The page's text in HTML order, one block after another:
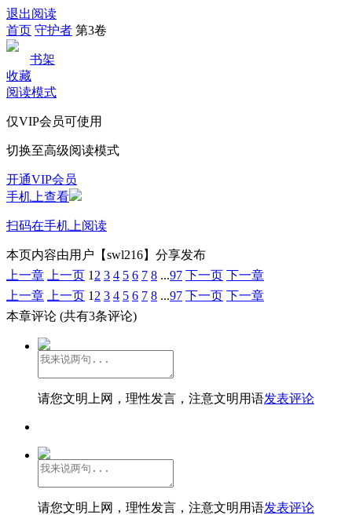
退出阅读
首页 守护者 第3卷
书架
收藏
阅读模式
仅VIP会员可使用
切换至高级阅读模式
开通VIP会员
手机上查看
扫码在手机上阅读
本页内容由用户【swl216】分享发布
上一章
上一页 1 2 3 4 5 6 7 8 ...97 下一页 下一章
上一章
上一页 1 2 3 4 5 6 7 8 ...97 下一页 下一章
本章评论 (共有3条评论)
请您文明上网，理性发言，注意文明用语发表评论
请您文明上网，理性发言，注意文明用语发表评论